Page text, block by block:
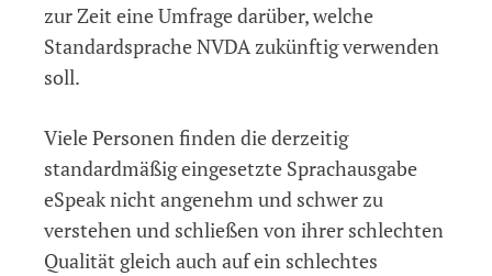
freie
Bildschirmleseprogramm
NVDA
zur Zeit eine Umfrage darüber, welche
Standardsprache NVDA zukünftig verwenden
soll.
Viele Personen finden die derzeitig
standardmäßig eingesetzte Sprachausgabe
eSpeak nicht angenehm und schwer zu
verstehen und schließen von ihrer schlechten
Qualität gleich auch auf ein schlechtes